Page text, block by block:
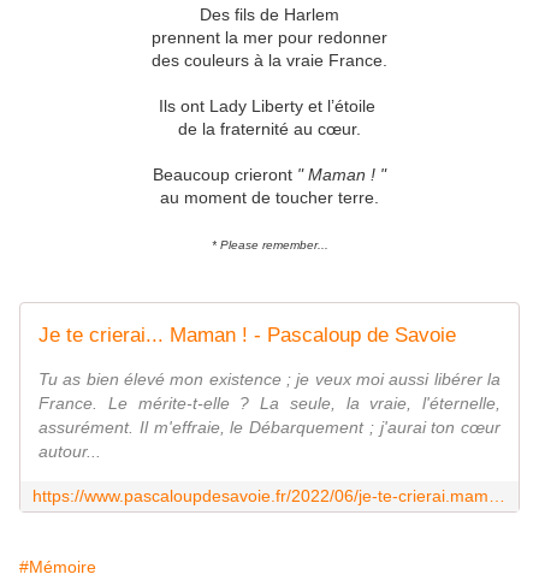
Des fils de Harlem
prennent la mer pour redonner
des couleurs à la vraie France.
Ils ont Lady Liberty et l’étoile
de la fraternité au cœur.
Beaucoup crieront " Maman ! "
au moment de toucher terre.
* Please remember...
Je te crierai... Maman ! - Pascaloup de Savoie
Tu as bien élevé mon existence ; je veux moi aussi libérer la
France. Le mérite-t-elle ? La seule, la vraie, l'éternelle,
assurément. Il m'effraie, le Débarquement ; j'aurai ton cœur
autour...
#Mémoire